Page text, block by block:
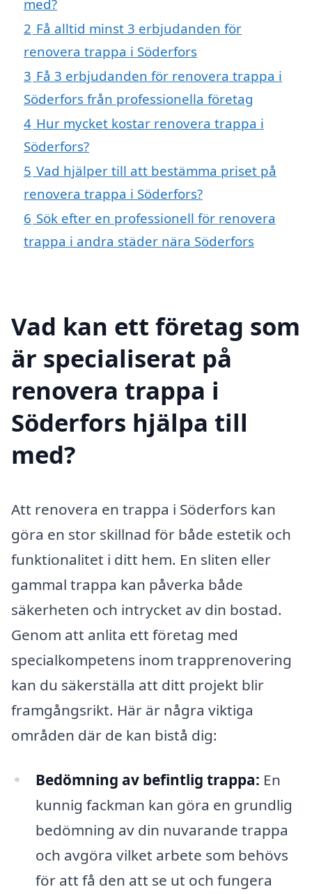
med?
2 Få alltid minst 3 erbjudanden för
renovera trappa i Söderfors
3 Få 3 erbjudanden för renovera trappa i
Söderfors från professionella företag
4 Hur mycket kostar renovera trappa i
Söderfors?
5 Vad hjälper till att bestämma priset på
renovera trappa i Söderfors?
6 Sök efter en professionell för renovera
trappa i andra städer nära Söderfors
Vad kan ett företag som
är specialiserat på
renovera trappa i
Söderfors hjälpa till
med?
Att renovera en trappa i Söderfors kan
göra en stor skillnad för både estetik och
funktionalitet i ditt hem. En sliten eller
gammal trappa kan påverka både
säkerheten och intrycket av din bostad.
Genom att anlita ett företag med
specialkompetens inom trapprenovering
kan du säkerställa att ditt projekt blir
framgångsrikt. Här är några viktiga
områden där de kan bistå dig:
Bedömning av befintlig trappa: En
kunnig fackman kan göra en grundlig
bedömning av din nuvarande trappa
och avgöra vilket arbete som behövs
för att få den att se ut och fungera